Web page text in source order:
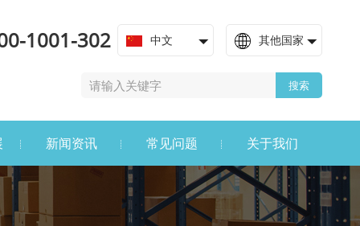
1001-302 中文 其他国家
搜索
新闻资讯 常见问题 关于我们